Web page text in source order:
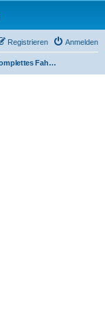
Anmelden
Registrieren
Biete komplettes Fahrzeug